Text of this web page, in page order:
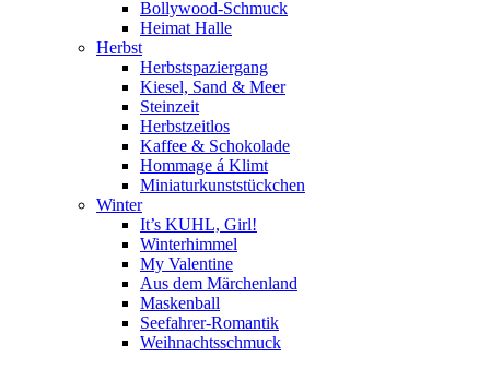
Bollywood-Schmuck
Heimat Halle
Herbst
Herbstspaziergang
Kiesel, Sand & Meer
Steinzeit
Herbstzeitlos
Kaffee & Schokolade
Hommage á Klimt
Miniaturkunststückchen
Winter
It’s KUHL, Girl!
Winterhimmel
My Valentine
Aus dem Märchenland
Maskenball
Seefahrer-Romantik
Weihnachtsschmuck